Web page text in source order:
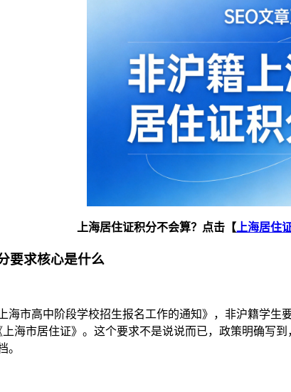
上海居住证积分不会算？点击【 上海居住
要求核心是什么
海市高中阶段学校招生报名工作的通知》，非沪籍学
海市居住证》。这个要求不是说说而已，政策明确写
。